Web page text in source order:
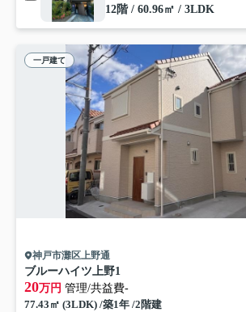
12階 / 60.96㎡ / 3LDK
一戸建て
神戸市灘区上野通
ブルーハイツ上野1
20万円 管理/共益費-
77.43㎡ (3LDK) /築1年 /2階建